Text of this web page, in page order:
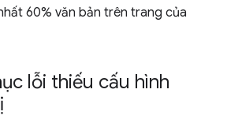
60% văn bản trên trang của
lỗi thiếu cấu hình